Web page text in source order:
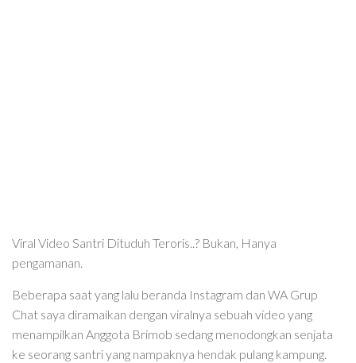
Viral Video Santri Dituduh Teroris..? Bukan, Hanya
pengamanan.
Beberapa saat yang lalu beranda Instagram dan WA Grup
Chat saya diramaikan dengan viralnya sebuah video yang
menampilkan Anggota Brimob sedang menodongkan senjata
ke seorang santri yang nampaknya hendak pulang kampung.